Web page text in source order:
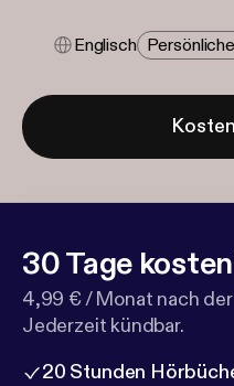
Englisch
30 Tage
4,99 € / Monat nach
Jederzeit kündbar.
20 Stunden